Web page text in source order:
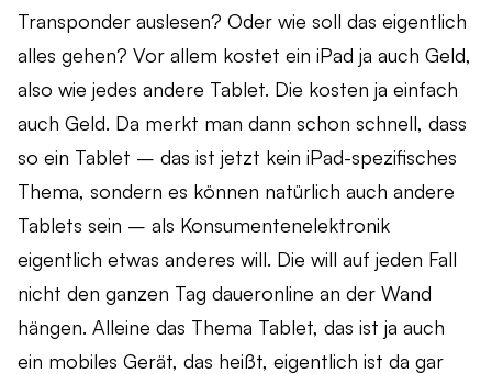
Transponder auslesen? Oder wie soll das eigentlich
alles gehen? Vor allem kostet ein iPad ja auch Geld,
also wie jedes andere Tablet. Die kosten ja einfach
auch Geld. Da merkt man dann schon schnell, dass
so ein Tablet – das ist jetzt kein iPad-spezifisches
Thema, sondern es können natürlich auch andere
Tablets sein – als Konsumentenelektronik
eigentlich etwas anderes will. Die will auf jeden Fall
nicht den ganzen Tag daueronline an der Wand
hängen. Alleine das Thema Tablet, das ist ja auch
ein mobiles Gerät, das heißt, eigentlich ist da gar